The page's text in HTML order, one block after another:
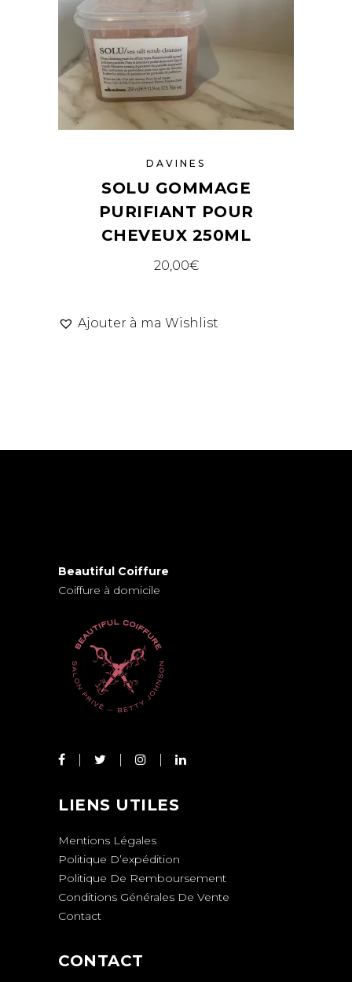
DAVINES
SOLU GOMMAGE
PURIFIANT POUR
CHEVEUX 250ML
20,00€
Ajouter à ma Wishlist
Beautiful Coiffure
Coiffure à domicile
LIENS UTILES
Mentions Légales
Politique D’expédition
Politique De Remboursement
Conditions Générales De Vente
Contact
CONTACT